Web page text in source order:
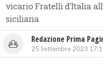
vicario Fratelli d’Italia
siciliana
Redazione Prima
25 Settembre 2023